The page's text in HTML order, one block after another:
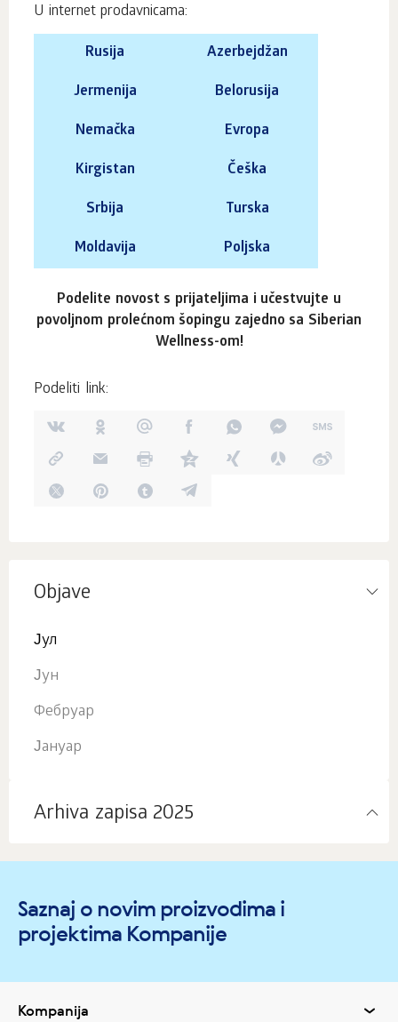
U internet prodavnicama:
Rusija Azerbejdžan
Jermenija Belorusija
Nemačka Evropa
Kirgistan Češka
Srbija Turska
Moldavija Poljska
Podelite novost s prijateljima i učestvujte u
povoljnom prolećnom šopingu zajedno sa Siberian
Wellness-om!
Podeliti link:
Objave
Јул
Јун
Фебруар
Јануар
Arhiva zapisa 2025
Saznaj o novim proizvodima i
projektima Kompanije
Kompanija